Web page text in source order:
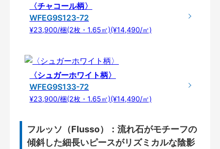
〈チャコール柄〉
WFEG9S123-72
¥23,900/梱(2枚・1.65㎡)(¥14,490/㎡)
〈シュガーホワイト柄〉
WFEG9S133-72
¥23,900/梱(2枚・1.65㎡)(¥14,490/㎡)
フルッソ（Flusso）：流れ石がモチーフの
傾斜した細長いピースがリズミカルな陰影